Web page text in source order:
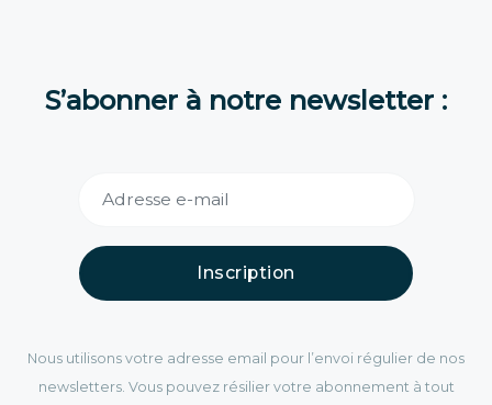
S’abonner à notre newsletter :
Inscription
Nous utilisons votre adresse email pour l’envoi régulier de nos
newsletters. Vous pouvez résilier votre abonnement à tout